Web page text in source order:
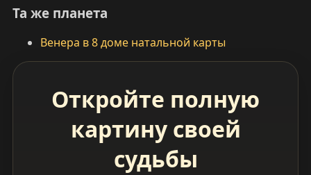
Та же планета
Венера в 8 доме натальной карты
Откройте полную
картину своей
судьбы